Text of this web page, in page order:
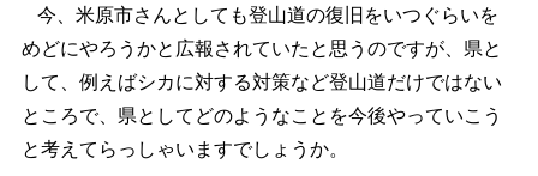
今、米原市さんとしても登山道の復旧をいつぐらいを
めどにやろうかと広報されていたと思うのですが、県と
して、例えばシカに対する対策など登山道だけではない
ところで、県としてどのようなことを今後やっていこう
と考えてらっしゃいますでしょうか。